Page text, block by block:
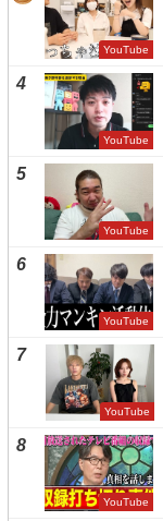
YouTube
4
YouTube
5
YouTube
6
YouTube
7
YouTube
8
YouTube